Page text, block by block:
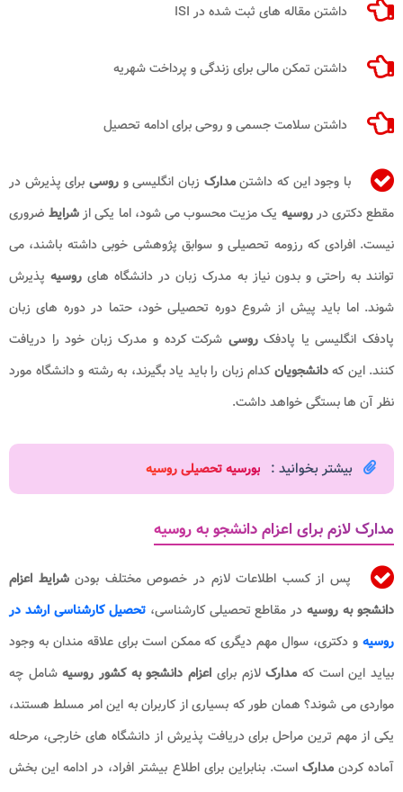
داشتن مقاله های ثبت شده در ISI
داشتن تمکن مالی برای زندگی و پرداخت شهریه
داشتن سلامت جسمی و روحی برای ادامه تحصیل
با وجود این که داشتنمدارک زبان انگلیسی و روسی برای پذیرش در
مقطع دکتری درروسیه یک مزیت محسوب می شود، اما یکی ازشرایط ضروری
نیست. افرادی که رزومه تحصیلی و سوابق پژوهشی خوبی داشته باشند، می
توانند به راحتی و بدون نیاز به مدرک زبان در دانشگاه های روسیهپذیرش
شوند. اما باید پیش از شروع دوره تحصیلی خود، حتما در دوره های زبان
پادفک انگلیسی یا پادفکروسی شرکت کرده و مدرک زبان خود را دریافت
کنند. این کهدانشجویانکدام زبان را باید یاد بگیرند، به رشته و دانشگاه مورد
نظر آن ها بستگی خواهد داشت.
بیشتر بخوانید : بورسیه تحصیلی روسیه​
مدارک لازم برای اعزام دانشجو به روسیه
پس از کسب اطلاعات لازم در خصوص مختلف بودنشرایط اعزام
دانشجو به روسیهدر مقاطع تحصیلی کارشناسی،تحصیل کارشناسی ارشد در
روسیه و دکتری، سوال مهم دیگری که ممکن است برای علاقه مندان به وجود
بیاید این است که مدارکلازم برای اعزام دانشجو به کشور روسیهشامل چه
مواردی می شوند؟ همان طور که بسیاری از کاربران به این امر مسلط هستند،
یکی از مهم ترین مراحل برای دریافت پذیرش از دانشگاه های خارجی، مرحله
آماده کردنمدارک است. بنابراین برای اطلاع بیشتر افراد، در ادامه این بخش